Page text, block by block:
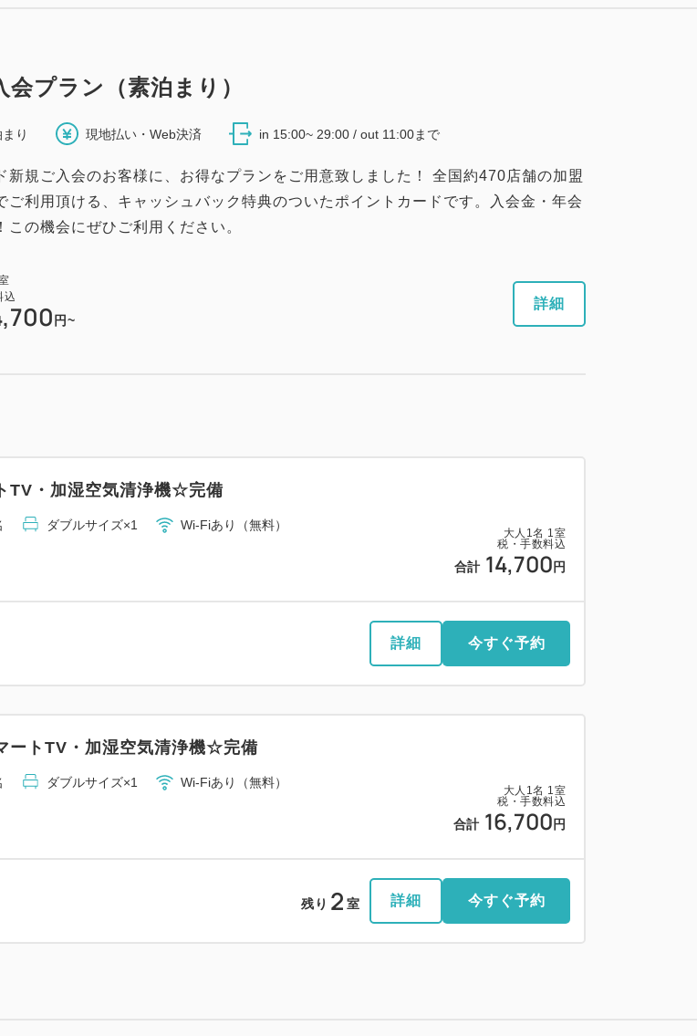
プラン（素泊まり）
り 現地払い・Web決済 in 15:00~ 29:00 / out 11:00まで
新規ご入会のお客様に、お得なプランをご用意致しました！ 全国約470店舗の加盟
ご利用頂ける、キャッシュバック特典のついたポイントカードです。入会金・年会
この機会にぜひご利用ください。
込
円~
詳細
大人 1名 1室
税・手数料込
合計 14,700 円
TV・加湿空気清浄機☆完備
ダブルサイズ×1 Wi-Fiあり（無料）
詳細 今すぐ予約
大人 1名 1室
税・手数料込
合計 16,700 円
ートTV・加湿空気清浄機☆完備
ダブルサイズ×1 Wi-Fiあり（無料）
残り 2 室 詳細 今すぐ予約